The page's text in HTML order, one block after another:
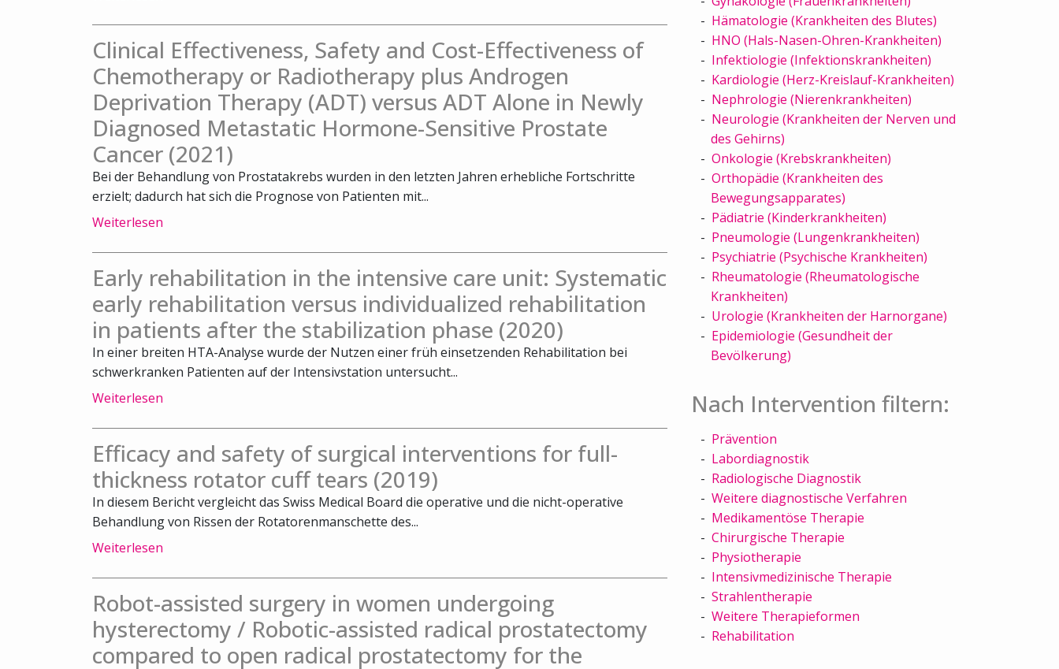
Clinical Effectiveness, Safety and Cost-Effectiveness of
Chemotherapy or Radiotherapy plus Androgen
Deprivation Therapy (ADT) versus ADT Alone in Newly
Diagnosed Metastatic Hormone-Sensitive Prostate
Cancer (2021)
Bei der Behandlung von Prostatakrebs wurden in den letzten Jahren erhebliche Fortschritte
erzielt; dadurch hat sich die Prognose von Patienten mit...
Weiterlesen
Early rehabilitation in the intensive care unit: Systematic
early rehabilitation versus individualized rehabilitation
in patients after the stabilization phase (2020)
In einer breiten HTA-Analyse wurde der Nutzen einer früh einsetzenden Rehabilitation bei
schwerkranken Patienten auf der Intensivstation untersucht...
Weiterlesen
Efficacy and safety of surgical interventions for full-
thickness rotator cuff tears (2019)
In diesem Bericht vergleicht das Swiss Medical Board die operative und die nicht-operative
Behandlung von Rissen der Rotatorenmanschette des...
Weiterlesen
Robot-assisted surgery in women undergoing
hysterectomy / Robotic-assisted radical prostatectomy
compared to open radical prostatectomy for the
Hämatologie (Krankheiten des Blutes)
HNO (Hals-Nasen-Ohren-Krankheiten)
Infektiologie (Infektionskrankheiten)
Kardiologie (Herz-Kreislauf-Krankheiten)
Nephrologie (Nierenkrankheiten)
Neurologie (Krankheiten der Nerven und
des Gehirns)
Onkologie (Krebskrankheiten)
Orthopädie (Krankheiten des
Bewegungsapparates)
Pädiatrie (Kinderkrankheiten)
Pneumologie (Lungenkrankheiten)
Psychiatrie (Psychische Krankheiten)
Rheumatologie (Rheumatologische
Krankheiten)
Urologie (Krankheiten der Harnorgane)
Epidemiologie (Gesundheit der
Bevölkerung)
Nach Intervention filtern:
Prävention
Labordiagnostik
Radiologische Diagnostik
Weitere diagnostische Verfahren
Medikamentöse Therapie
Chirurgische Therapie
Physiotherapie
Intensivmedizinische Therapie
Strahlentherapie
Weitere Therapieformen
Rehabilitation